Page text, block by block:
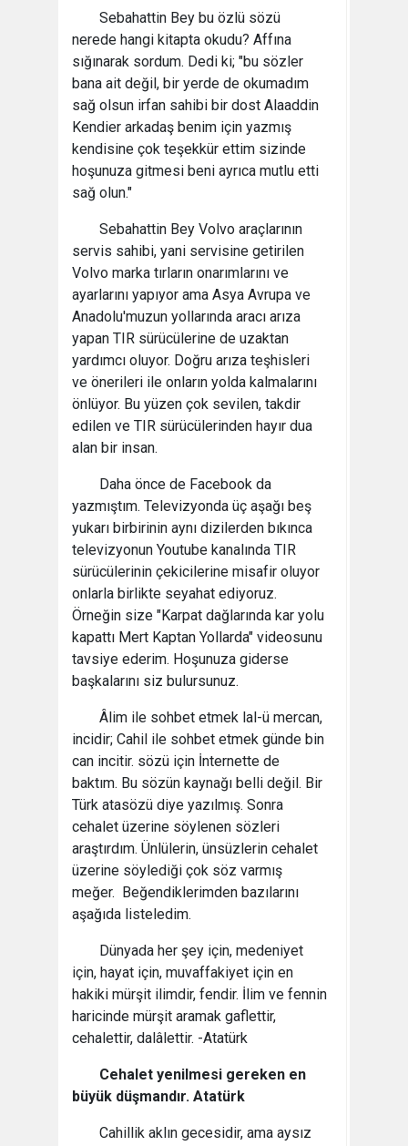
Sebahattin Bey bu özlü sözü
nerede hangi kitapta okudu? Affına
sığınarak sordum. Dedi ki; "bu sözler
bana ait değil, bir yerde de okumadım
sağ olsun irfan sahibi bir dost Alaaddin
Kendier arkadaş benim için yazmış
kendisine çok teşekkür ettim sizinde
hoşunuza gitmesi beni ayrıca mutlu etti
sağ olun."
Sebahattin Bey Volvo araçlarının
servis sahibi, yani servisine getirilen
Volvo marka tırların onarımlarını ve
ayarlarını yapıyor ama Asya Avrupa ve
Anadolu'muzun yollarında aracı arıza
yapan TIR sürücülerine de uzaktan
yardımcı oluyor. Doğru arıza teşhisleri
ve önerileri ile onların yolda kalmalarını
önlüyor. Bu yüzen çok sevilen, takdir
edilen ve TIR sürücülerinden hayır dua
alan bir insan.
Daha önce de Facebook da
yazmıştım. Televizyonda üç aşağı beş
yukarı birbirinin aynı dizilerden bıkınca
televizyonun Youtube kanalında TIR
sürücülerinin çekicilerine misafir oluyor
onlarla birlikte seyahat ediyoruz.
Örneğin size "Karpat dağlarında kar yolu
kapattı Mert Kaptan Yollarda" videosunu
tavsiye ederim. Hoşunuza giderse
başkalarını siz bulursunuz.
Âlim ile sohbet etmek lal-ü mercan,
incidir; Cahil ile sohbet etmek günde bin
can incitir. sözü için İnternette de
baktım. Bu sözün kaynağı belli değil. Bir
Türk atasözü diye yazılmış. Sonra
cehalet üzerine söylenen sözleri
araştırdım. Ünlülerin, ünsüzlerin cehalet
üzerine söylediği çok söz varmış
meğer. Beğendiklerimden bazılarını
aşağıda listeledim.
Dünyada her şey için, medeniyet
için, hayat için, muvaffakiyet için en
hakiki mürşit ilimdir, fendir. İlim ve fennin
haricinde mürşit aramak gaflettir,
cehalettir, dalâlettir. -Atatürk
Cehalet yenilmesi gereken en
büyük düşmandır. Atatürk
Cahillik aklın gecesidir, ama aysız